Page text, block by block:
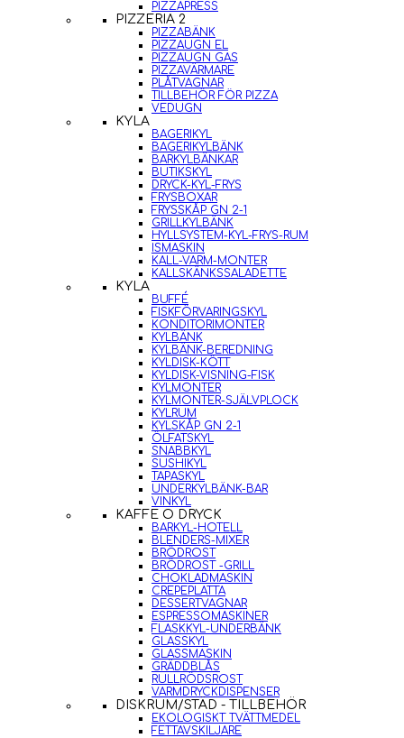
PIZZAPRESS
PIZZERIA 2
PIZZABÄNK
PIZZAUGN EL
PIZZAUGN GAS
PIZZAVÄRMARE
PLÅTVAGNAR
TILLBEHÖR FÖR PIZZA
VEDUGN
KYLA
BAGERIKYL
BAGERIKYLBÄNK
BARKYLBÄNKAR
BUTIKSKYL
DRYCK-KYL-FRYS
FRYSBOXAR
FRYSSKÅP GN 2-1
GRILLKYLBÄNK
HYLLSYSTEM-KYL-FRYS-RUM
ISMASKIN
KALL-VARM-MONTER
KALLSKÄNKSSALADETTE
KYLA
BUFFÉ
FISKFÖRVARINGSKYL
KONDITORIMONTER
KYLBÄNK
KYLBÄNK-BEREDNING
KYLDISK-KÖTT
KYLDISK-VISNING-FISK
KYLMONTER
KYLMONTER-SJÄLVPLOCK
KYLRUM
KYLSKÅP GN 2-1
ÖLFATSKYL
SNABBKYL
SUSHIKYL
TAPASKYL
UNDERKYLBÄNK-BAR
VINKYL
KAFFE O DRYCK
BARKYL-HOTELL
BLENDERS-MIXER
BRÖDROST
BRÖDROST -GRILL
CHOKLADMASKIN
CREPEPLATTA
DESSERTVAGNAR
ESPRESSOMASKINER
FLASKKYL-UNDERBÄNK
GLASSKYL
GLASSMASKIN
GRÄDDBLÅS
RULLRÖDSROST
VARMDRYCKDISPENSER
DISKRUM/STÄD - TILLBEHÖR
EKOLOGISKT TVÄTTMEDEL
FETTAVSKILJARE